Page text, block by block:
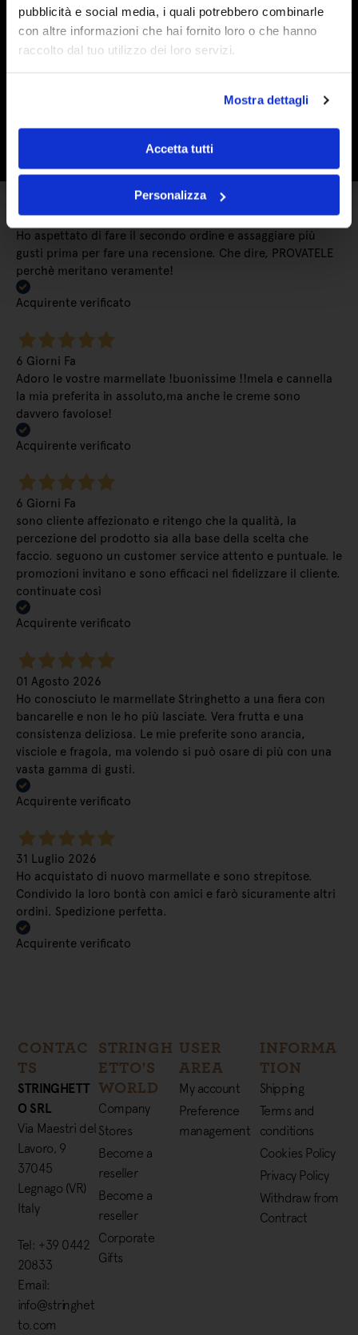
pubblicità e social media, i quali potrebbero combinarle
con altre informazioni che hai fornito loro o che hanno
raccolto dal tuo utilizzo dei loro servizi.
Mostra dettagli
Accetta tutti
Personalizza
Acquirente verificato
Tutto buonissimo...le marmellate hanno un sapore
eccezionale, non vedo l'ora di assaggiare altri gusti.
Consigliatissimo 🥰💯
Ieri
Ho aspettato di fare il secondo ordine e assaggiare più
gusti prima per fare una recensione. Che dire, PROVATELE
perchè meritano veramente!
Acquirente verificato
6 Giorni Fa
Adoro le vostre marmellate !buonissime !!mela e cannella
la mia preferita in assoluto,ma anche le creme sono
davvero favolose!
Acquirente verificato
6 Giorni Fa
sono cliente affezionato e ritengo che la qualità, la
percezione del prodotto sia alla base della scelta che
faccio. seguono un customer service attento e puntuale. le
promozioni invitano e sono efficaci nel fidelizzare il cliente.
continuate così
Acquirente verificato
01 Agosto 2026
Ho conosciuto le marmellate Stringhetto a una fiera con
bancarelle e non le ho più lasciate. Vera frutta e una
consistenza deliziosa. Le mie preferite sono arancia,
visciole e fragola, ma volendo si può osare di più con una
vasta gamma di gusti.
Acquirente verificato
31 Luglio 2026
Ho acquistato di nuovo marmellate e sono strepitose.
Condivido la loro bontà con amici e farò sicuramente altri
ordini. Spedizione perfetta.
Acquirente verificato
CONTAC
TS
STRINGHETT
O SRL
Via Maestri del
Lavoro, 9
37045
Legnago (VR)
Italy
Tel: +39 0442
20833
Email:
info@stringhet
to.com
STRINGH
ETTO'S
WORLD
Company
Stores
Become a
reseller
Become a
reseller
Corporate
Gifts
USER
AREA
My account
Preference
management
INFORMA
TION
Shipping
Terms and
conditions
Cookies Policy
Privacy Policy
Withdraw from
Contract